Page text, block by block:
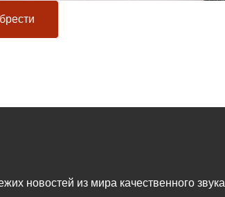
новостей из мира качественного звука